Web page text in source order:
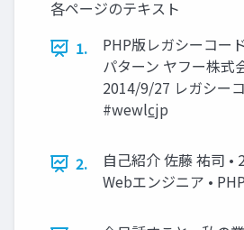
各ページのテキスト
1.
PHP版レガシーコー
パターン ヤフー株式
2014/9/27 レガシー
#wewlc̲jp
2.
自己紹介 佐藤 祐司 •
Webエンジニア •